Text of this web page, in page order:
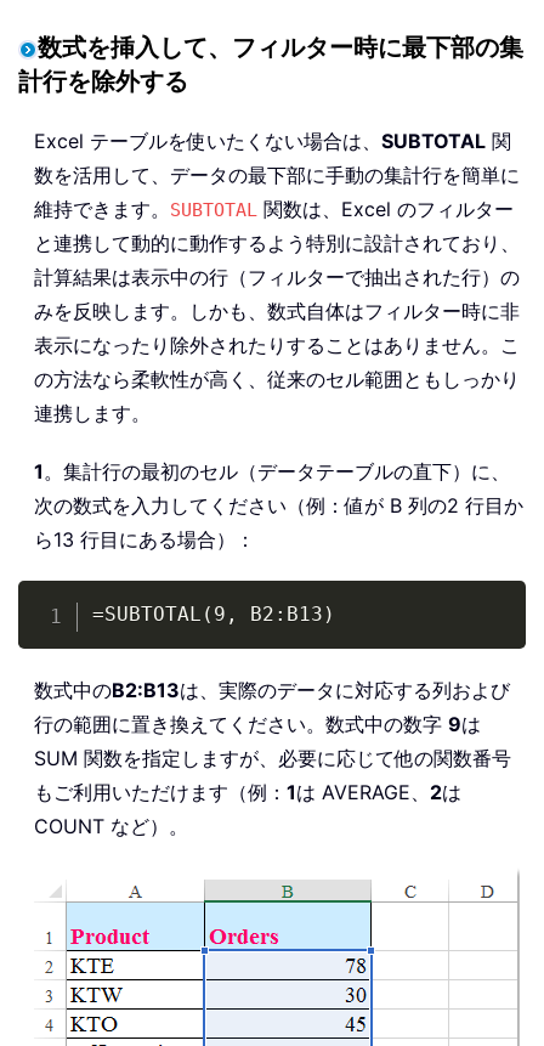
数式を挿入して、フィルター時に最下部の集
計行を除外する
Excel テーブルを使いたくない場合は、 SUBTOTAL 関
数を活用して、データの最下部に手動の集計行を簡単に
維持できます。
SUBTOTAL 関数は、Excel のフィルター
と連携して動的に動作するよう特別に設計されており、
計算結果は表示中の行（フィルターで抽出された行）の
みを反映します。しかも、数式自体はフィルター時に非
表示になったり除外されたりすることはありません。こ
の方法なら柔軟性が高く、従来のセル範囲ともしっかり
連携します。
1 。集計行の最初のセル（データテーブルの直下）に、
次の数式を入力してください（例：値が B 列の2 行目か
ら13 行目にある場合）：
=SUBTOTAL(9, B2:B13)
数式中のB2:B13は、実際のデータに対応する列および
行の範囲に置き換えてください。数式中の数字 9は
SUM 関数を指定しますが、必要に応じて他の関数番号
もご利用いただけます（例： 1は AVERAGE、 2は
COUNT など）。